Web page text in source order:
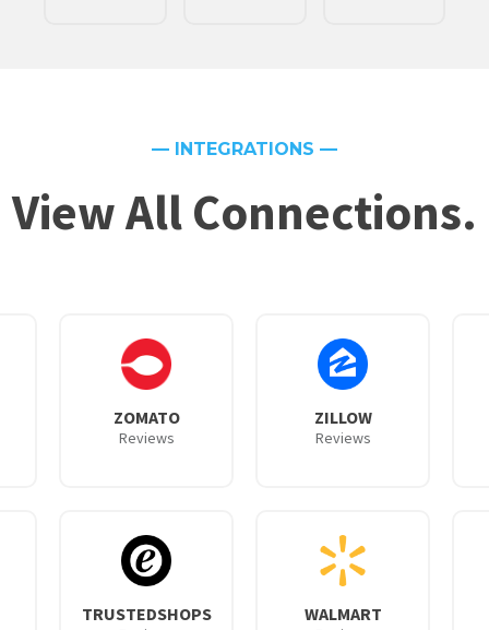
— INTEGRATIONS —
View All Connections.
ZOMATO
Reviews
ZILLOW
Reviews
TRUSTEDSHOPS WALMART